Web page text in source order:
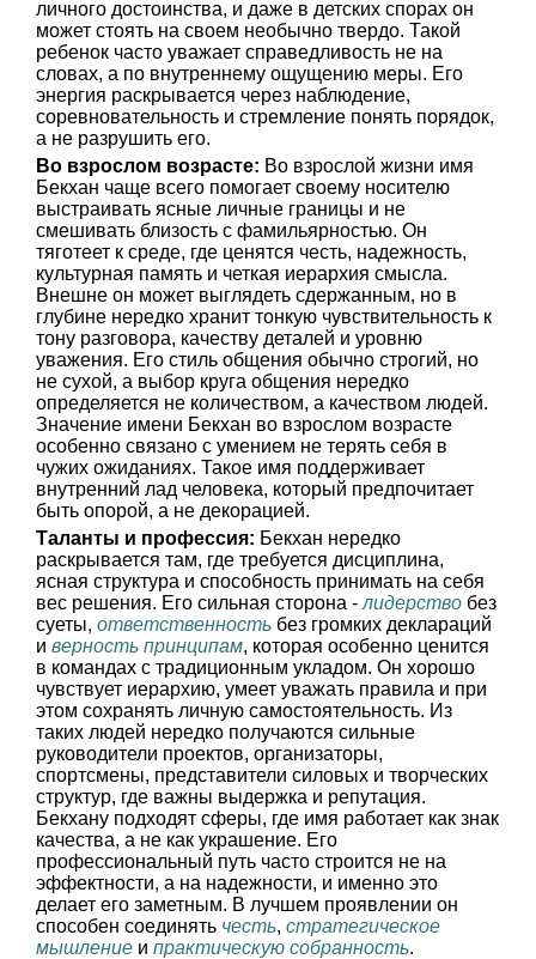
личного достоинства, и даже в детских спорах он
может стоять на своем необычно твердо. Такой
ребенок часто уважает справедливость не на
словах, а по внутреннему ощущению меры. Его
энергия раскрывается через наблюдение,
соревновательность и стремление понять порядок,
а не разрушить его.
Во взрослом возрасте: Во взрослой жизни имя
Бекхан чаще всего помогает своему носителю
выстраивать ясные личные границы и не
смешивать близость с фамильярностью. Он
тяготеет к среде, где ценятся честь, надежность,
культурная память и четкая иерархия смысла.
Внешне он может выглядеть сдержанным, но в
глубине нередко хранит тонкую чувствительность к
тону разговора, качеству деталей и уровню
уважения. Его стиль общения обычно строгий, но
не сухой, а выбор круга общения нередко
определяется не количеством, а качеством людей.
Значение имени Бекхан во взрослом возрасте
особенно связано с умением не терять себя в
чужих ожиданиях. Такое имя поддерживает
внутренний лад человека, который предпочитает
быть опорой, а не декорацией.
Таланты и профессия: Бекхан нередко
раскрывается там, где требуется дисциплина,
ясная структура и способность принимать на себя
вес решения. Его сильная сторона - лидерство без
суеты, ответственность без громких деклараций
и верность принципам, которая особенно ценится
в командах с традиционным укладом. Он хорошо
чувствует иерархию, умеет уважать правила и при
этом сохранять личную самостоятельность. Из
таких людей нередко получаются сильные
руководители проектов, организаторы,
спортсмены, представители силовых и творческих
структур, где важны выдержка и репутация.
Бекхану подходят сферы, где имя работает как знак
качества, а не как украшение. Его
профессиональный путь часто строится не на
эффектности, а на надежности, и именно это
делает его заметным. В лучшем проявлении он
способен соединять честь, стратегическое
мышление и практическую собранность.